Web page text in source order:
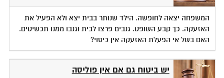
המשפחה יצאה לחופשה. הילד שנותר בבית יצא ולא הפעיל את
האזעקה. כך קבע השופט. גנבים פרצו לבית וגנבו ממנו תכשיטים.
האם בשל אי הפעלת האזעקה אין כיסוי?
יש ביטוח גם אם אין פוליסה